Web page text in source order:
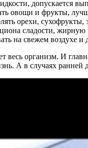
допускается
овощи и фрукты,
орехи, сухофрукты,
сладости,
на свежем воздухе и
весь организм. И
А в случаях ранней